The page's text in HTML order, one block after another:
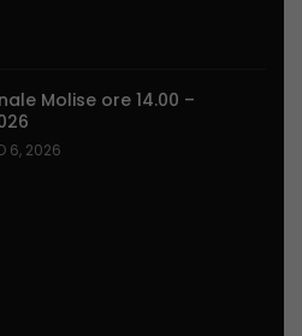
Molise ore 14.00 –
6, 2026